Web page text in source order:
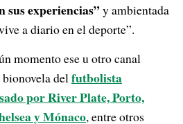
sus experiencias”y ambientada
a diario en el deporte”.
momento ese u otro canal
delfutbolista
por River Plate, Porto,
y Mónaco, entre otros